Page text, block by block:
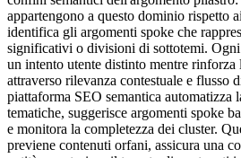
appartengono a questo dominio rispetto
identifica gli argomenti spoke che
significativi o divisioni di sottotemi.
un intento utente distinto mentre
attraverso rilevanza contestuale e flusso
piattaforma SEO semantica automatizza
tematiche, suggerisce argomenti spoke
e monitora la completezza dei cluster.
previene contenuti orfani, assicura una